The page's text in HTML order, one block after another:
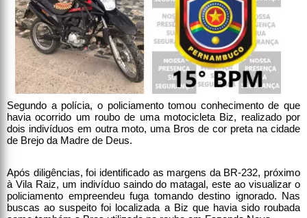
Segundo a polícia, o policiamento tomou conhecimento de que
havia ocorrido um roubo de uma motocicleta Biz, realizado por
dois indivíduos em outra moto, uma Bros de cor preta na cidade
de Brejo da Madre de Deus.
Após diligências, foi identificado as margens da BR-232, próximo
à Vila Raiz, um indivíduo saindo do matagal, este ao visualizar o
policiamento empreendeu fuga tomando destino ignorado. Nas
buscas ao suspeito foi localizada a Biz que havia sido roubada